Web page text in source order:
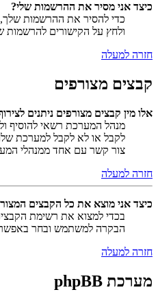
כיצד אני מסיר את ההרשמות שלי?
כדי להסיר את ההרשמות
ולחץ על הקישורים להרשמות
חזרה למעלה
קבצים מצורפים
אלו מין קבצים מצורפים ניתנים
מנהל המערכת רשאי להוסיף
לקבל או לא לקבל למערכת
צור קשר עם אחד ממנהלי
חזרה למעלה
כיצד אני מוצא את כל הקבצים
בכדי למצוא את רשימת
הבקרה למשתמש ובחר
חזרה למעלה
מערכת phpBB